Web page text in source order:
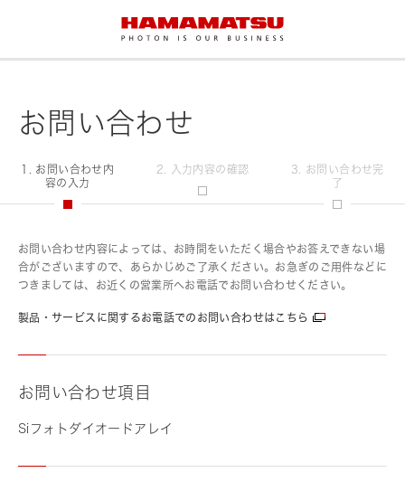
お問い合わせ
1. お問い合わせ内
容の入力
2. 入力内容の確認
3. お問い合わせ完
了
お問い合わせ内容によっては、お時間をいただく場合やお答えできない場
合がございますので、あらかじめご了承ください。お急ぎのご用件などに
つきましては、お近くの営業所へお電話でお問い合わせください。
製品・サービスに関するお電話でのお問い合わせはこちら
お問い合わせ項目
Siフォトダイオードアレイ